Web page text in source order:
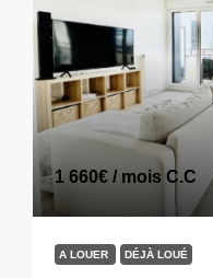
1 660€ / mois C.C
A LOUER DÉJÀ LOUÉ